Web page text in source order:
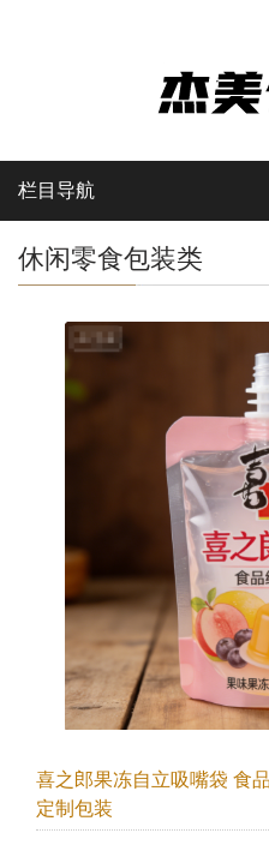
栏目导航
休闲零食包装类
喜之郎果冻自立吸嘴袋 食
定制包装